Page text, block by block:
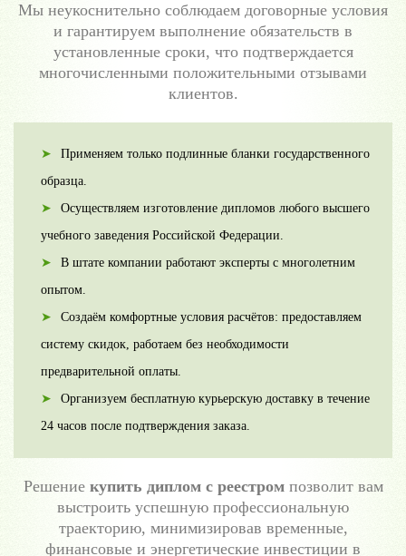
Мы неукоснительно соблюдаем договорные условия
и гарантируем выполнение обязательств в
установленные сроки, что подтверждается
многочисленными положительными отзывами
клиентов.
Применяем только подлинные бланки государственного
образца.
Осуществляем изготовление дипломов любого высшего
учебного заведения Российской Федерации.
В штате компании работают эксперты с многолетним
опытом.
Создаём комфортные условия расчётов: предоставляем
систему скидок, работаем без необходимости
предварительной оплаты.
Организуем бесплатную курьерскую доставку в течение
24 часов после подтверждения заказа.
Решение купить диплом с реестромпозволит вам
выстроить успешную профессиональную
траекторию, минимизировав временные,
финансовые и энергетические инвестиции в